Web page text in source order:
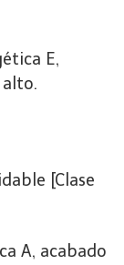
E,
[Clase
A, acabado